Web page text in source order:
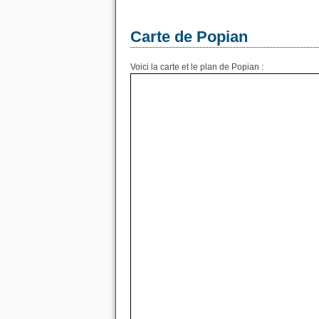
Carte de Popian
Voici la carte et le plan de Popian :